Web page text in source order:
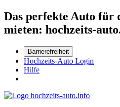
Das perfekte Auto für
mieten: hochzeits-
Barrierefreiheit
Hochzeits-Auto Login
Hilfe